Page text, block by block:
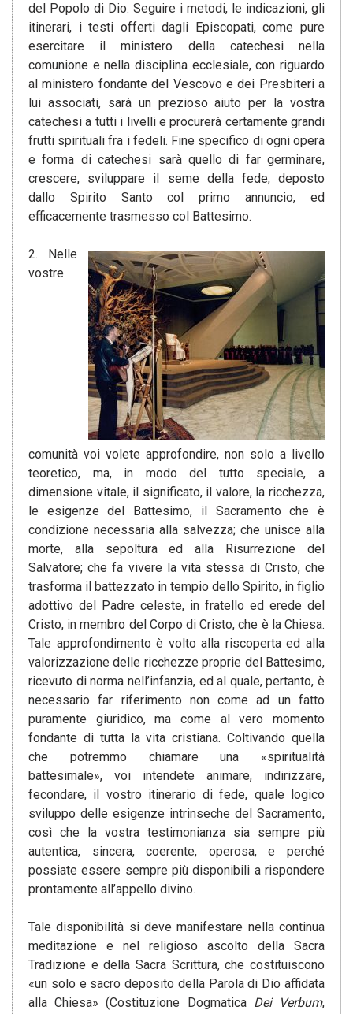
del Popolo di Dio. Seguire i metodi, le indicazioni, gli
itinerari, i testi offerti dagli Episcopati, come pure
esercitare il ministero della catechesi nella
comunione e nella disciplina ecclesiale, con riguardo
al ministero fondante del Vescovo e dei Presbiteri a
lui associati, sarà un prezioso aiuto per la vostra
catechesi a tutti i livelli e procurerà certamente grandi
frutti spirituali fra i fedeli. Fine specifico di ogni opera
e forma di catechesi sarà quello di far germinare,
crescere, sviluppare il seme della fede, deposto
dallo Spirito Santo col primo annuncio, ed
efficacemente trasmesso col Battesimo.
2. Nelle
vostre
comunità voi volete approfondire, non solo a livello
teoretico, ma, in modo del tutto speciale, a
dimensione vitale, il significato, il valore, la ricchezza,
le esigenze del Battesimo, il Sacramento che è
condizione necessaria alla salvezza; che unisce alla
morte, alla sepoltura ed alla Risurrezione del
Salvatore; che fa vivere la vita stessa di Cristo, che
trasforma il battezzato in tempio dello Spirito, in figlio
adottivo del Padre celeste, in fratello ed erede del
Cristo, in membro del Corpo di Cristo, che è la Chiesa.
Tale approfondimento è volto alla riscoperta ed alla
valorizzazione delle ricchezze proprie del Battesimo,
ricevuto di norma nell’infanzia, ed al quale, pertanto, è
necessario far riferimento non come ad un fatto
puramente giuridico, ma come al vero momento
fondante di tutta la vita cristiana. Coltivando quella
che potremmo chiamare una «spiritualità
battesimale», voi intendete animare, indirizzare,
fecondare, il vostro itinerario di fede, quale logico
sviluppo delle esigenze intrinseche del Sacramento,
così che la vostra testimonianza sia sempre più
autentica, sincera, coerente, operosa, e perché
possiate essere sempre più disponibili a rispondere
prontamente all’appello divino.
Tale disponibilità si deve manifestare nella continua
meditazione e nel religioso ascolto della Sacra
Tradizione e della Sacra Scrittura, che costituiscono
«un solo e sacro deposito della Parola di Dio affidata
alla Chiesa» (Costituzione Dogmatica Dei Verbum,